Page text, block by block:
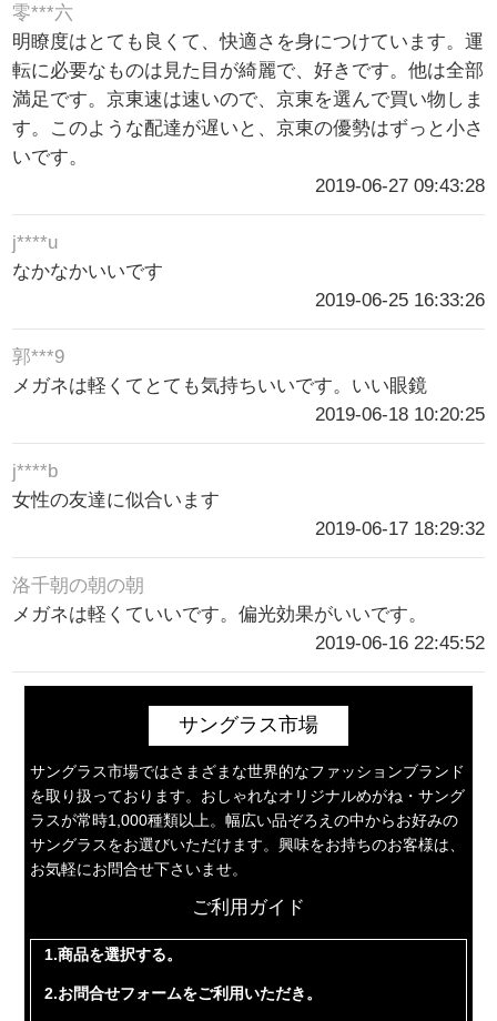
零***六
明瞭度はとても良くて、快適さを身につけています。運
転に必要なものは見た目が綺麗で、好きです。他は全部
満足です。京東速は速いので、京東を選んで買い物しま
す。このような配達が遅いと、京東の優勢はずっと小さ
いです。
2019-06-27 09:43:28
j****u
なかなかいいです
2019-06-25 16:33:26
郭***9
メガネは軽くてとても気持ちいいです。いい眼鏡
2019-06-18 10:20:25
j****b
女性の友達に似合います
2019-06-17 18:29:32
洛千朝の朝の朝
メガネは軽くていいです。偏光効果がいいです。
2019-06-16 22:45:52
サングラス市場
サングラス市場ではさまざまな世界的なファッションブランド
を取り扱っております。おしゃれなオリジナルめがね・サング
ラスが常時1,000種類以上。幅広い品ぞろえの中からお好みの
サングラスをお選びいただけます。興味をお持ちのお客様は、
お気軽にお問合せ下さいませ。
ご利用ガイド
1.商品を選択する。
2.お問合せフォームをご利用いただき。